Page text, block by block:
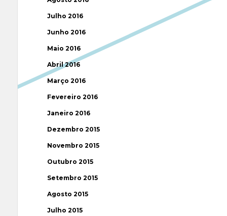
Julho 2016
Junho 2016
Maio 2016
Abril 2016
Março 2016
Fevereiro 2016
Janeiro 2016
Dezembro 2015
Novembro 2015
Outubro 2015
Setembro 2015
Agosto 2015
Julho 2015